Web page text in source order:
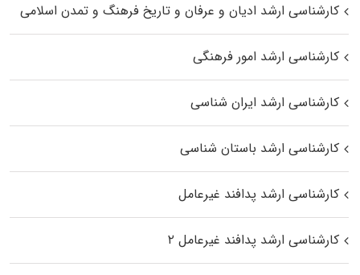
کارشناسی ارشد ادیان و عرفان و تاریخ فرهنگ و تمدن اسلامی
کارشناسی ارشد امور فرهنگی
کارشناسی ارشد ایران شناسی
کارشناسی ارشد باستان شناسی
کارشناسی ارشد پدافند غیرعامل
کارشناسی ارشد پدافند غیرعامل ۲